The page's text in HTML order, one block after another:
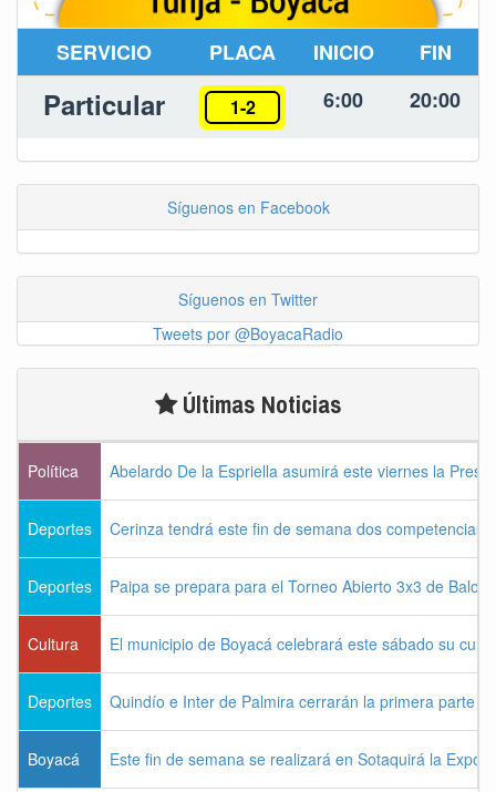
SERVICIO PLACA INICIO FIN
Particular 1-2 6:00 20:00
Síguenos en Facebook
Síguenos en Twitter
Tweets por @BoyacaRadio
Últimas Noticias
Política Abelardo De la Espriella asumirá este viernes la
Deportes Cerinza tendrá este fin de semana dos competencias
Deportes Paipa se prepara para el Torneo Abierto 3x3 de
Cultura El municipio de Boyacá celebrará este sábado su
Deportes Quindío e Inter de Palmira cerrarán la primera parte
Boyacá Este fin de semana se realizará en Sotaquirá la